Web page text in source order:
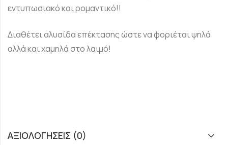
εντυπωσιακό και ρομαντικό!!
Διαθέτει αλυσίδα επέκτασης ώστε να φοριέται ψηλά
αλλά και χαμηλά στο λαιμό!
ΑΞΙΟΛΟΓΉΣΕΙΣ (0)